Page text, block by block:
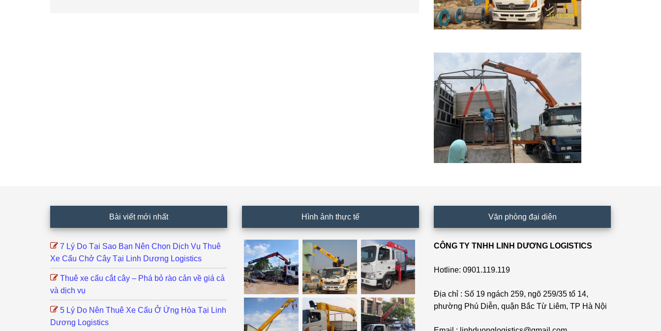
Bài viết mới nhất
7 Lý Do Tại Sao Bạn Nên Chọn Dịch Vụ Thuê
Xe Cẩu Chở Cây Tại Linh Dương Logistics
Thuê xe cẩu cắt cây – Phá bỏ rào cản về giá cả
và dịch vụ
5 Lý Do Nên Thuê Xe Cẩu Ở Ứng Hòa Tại Linh
Dương Logistics
Hình ảnh thực tế Văn phòng đại diện
CÔNG TY TNHH LINH DƯƠNG LOGISTICS
Hotline: 0901.119.119
Địa chỉ : Số 19 ngách 259, ngõ 259/35 tổ 14,
phường Phú Diễn, quận Bắc Từ Liêm, TP Hà Nội